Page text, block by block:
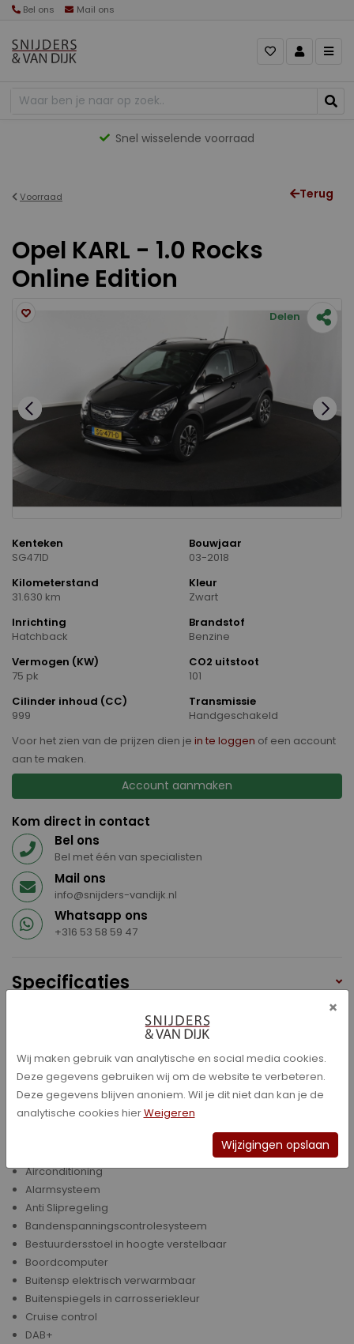
Bel ons Mail ons
Snel wisselende voorraad
Voorraad Terug
Opel KARL - 1.0 Rocks
Online Edition
Delen
Kenteken
SG471D
Bouwjaar
03-2018
Kilometerstand
31.630 km
Kleur
Zwart
Inrichting
Hatchback
Brandstof
Benzine
Vermogen (KW)
75 pk
CO2 uitstoot
101
Cilinder inhoud (CC)
999
Transmissie
Handgeschakeld
Voor het zien van de prijzen dien je in te loggen of een account
aan te maken.
Account aanmaken
Kom direct in contact
Bel ons
Bel met één van specialisten
Mail ons
info@snijders-vandijk.nl
Whatsapp ons
+316 53 58 59 47
Specificaties
Achterbank neerklapbaar (gelijke delen)
Achterbank neerklapbaar (ongelijke delen)
Afstandsbediening Centrale Deurvergrendeling
Airbag(s)
Airbag(s) voor
Airconditioning
Alarmsysteem
Anti Slipregeling
Bandenspanningscontrolesysteem
Bestuurdersstoel in hoogte verstelbaar
Boordcomputer
Buitensp elektrisch verwarmbaar
Buitenspiegels in carrosseriekleur
Cruise control
DAB+
×
Wij maken gebruik van analytische en social media cookies.
Deze gegevens gebruiken wij om de website te verbeteren.
Deze gegevens blijven anoniem. Wil je dit niet dan kan je de
analytische cookies hierWeigeren
Wijzigingen opslaan